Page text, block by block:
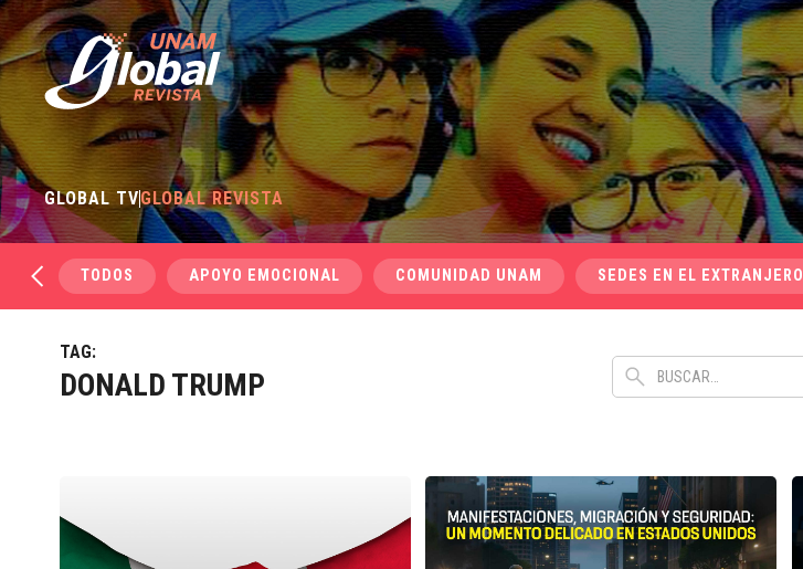
GLOBAL TVGLOBAL REVISTA
TODOS APOYO EMOCIONAL COMUNIDAD UNAM SEDES EN EL EXTRANJERO
TAG:
DONALD TRUMP